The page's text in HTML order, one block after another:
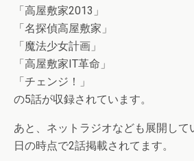
「高屋敷家2013」
「名探偵高屋敷家」
「魔法少女計画」
「高屋敷家IT革命」
「チェンジ！」
の5話が収録されています。
あと、ネットラジオなども展開して
日の時点で2話掲載されてます。